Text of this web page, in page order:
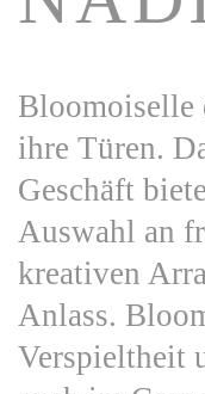
Bloomoiselle
ihre Türen.
Geschäft
Auswahl an
kreativen
Anlass.
Verspieltheit